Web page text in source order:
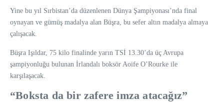
Yine bu yıl Sırbistan’da düzenlenen Dünya Şampiyonası’nda final
oynayan ve gümüş madalya alan Büşra, bu sefer altın madalya almaya
çalışacak.
Büşra Işıldar, 75 kilo finalinde yarın TSİ 13.30’da üç Avrupa
şampiyonluğu bulunan İrlandalı boksör Aoife O’Rourke ile
karşılaşacak.
“Boksta da bir zafere imza atacağız”